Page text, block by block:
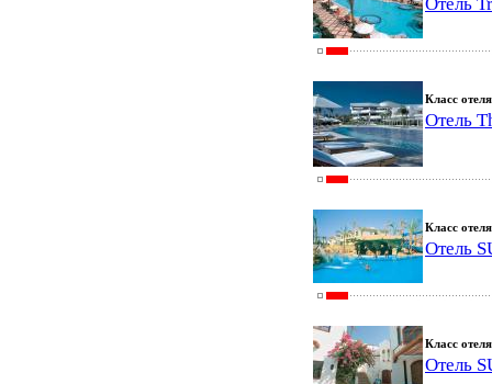
Класс
Отель
Класс
Отель
Класс
Отель